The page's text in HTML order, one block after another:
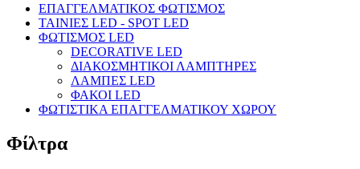
ΕΠΑΓΓΕΛΜΑΤΙΚΟΣ ΦΩΤΙΣΜΟΣ
ΤΑΙΝΙΕΣ LED - SPOT LED
ΦΩΤΙΣΜΟΣ LED
DECORATIVE LED
ΔΙΑΚΟΣΜΗΤΙΚΟΙ ΛΑΜΠΤΗΡΕΣ
ΛΑΜΠΕΣ LED
ΦΑΚΟΙ LED
ΦΩΤΙΣΤΙΚΑ ΕΠΑΓΓΕΛΜΑΤΙΚΟΥ ΧΩΡΟΥ
Φίλτρα